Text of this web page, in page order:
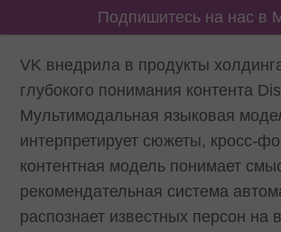
Подпишитесь на нас в
VK внедрила в продукты
глубокого понимания контента
Мультимодальная языковая
интерпретирует сюжеты, кросс-
контентная модель понимает
рекомендательная система
распознает известных персон на